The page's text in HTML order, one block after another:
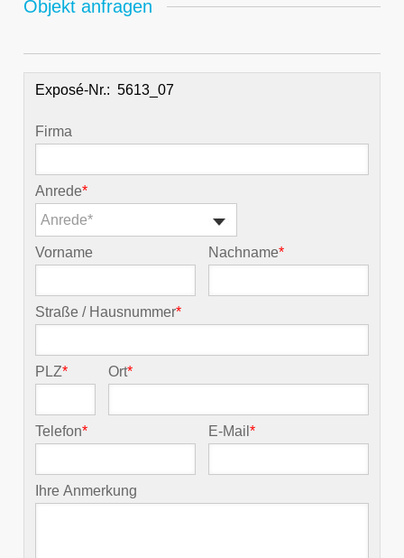
Objekt anfragen
Exposé-Nr.:
Firma
Anrede*
Anrede*
Vorname Nachname*
Straße / Hausnummer*
PLZ* Ort*
Telefon* E-Mail*
Ihre Anmerkung